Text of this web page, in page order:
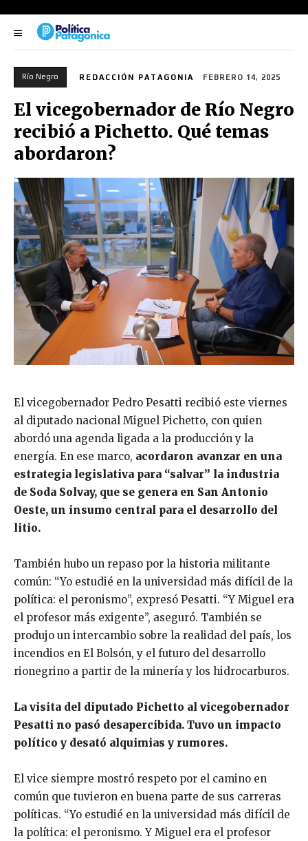
Río Negro REDACCIÓN PATAGONIA FEBRERO 14, 2025
El vicegobernador de Río Negro
recibió a Pichetto. Qué temas
abordaron?
El vicegobernador Pedro Pesatti recibió este viernes
al diputado nacional Miguel Pichetto, con quien
abordó una agenda ligada a la producción y la
energía. En ese marco, acordaron avanzar en una
estrategia legislativa para “salvar” la industria
de Soda Solvay, que se genera en San Antonio
Oeste, un insumo central para el desarrollo del
litio.
También hubo un repaso por la historia militante
común: “Yo estudié en la universidad más difícil de la
política: el peronismo”, expresó Pesatti. “Y Miguel era
el profesor más exigente”, aseguró. También se
produjo un intercambio sobre la realidad del país, los
incendios en El Bolsón, y el futuro del desarrollo
rionegrino a partir de la minería y los hidrocarburos.
La visita del diputado Pichetto al vicegobernador
Pesatti no pasó desapercibida. Tuvo un impacto
político y desató alquimias y rumores.
El vice siempre mostró respeto por el camino en
común que tuvieron en buena parte de sus carreras
políticas. “Yo estudié en la universidad más difícil de
la política: el peronismo. Y Miguel era el profesor